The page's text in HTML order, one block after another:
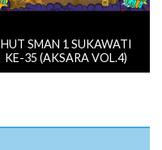
HUT SMAN 1 SUKAWATI
KE-35 (AKSARA VOL.4)